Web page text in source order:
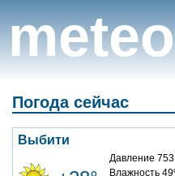
Погода сейчас
Выбити
Давление
Влажность